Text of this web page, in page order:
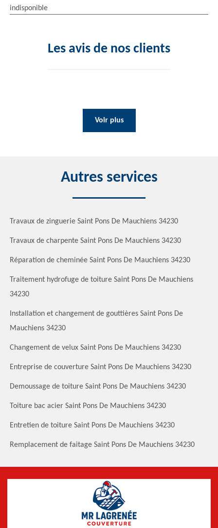
indisponible
Les avis de nos clients
Voir plus
Autres services
Travaux de zinguerie Saint Pons De Mauchiens 34230
Travaux de charpente Saint Pons De Mauchiens 34230
Réparation de cheminée Saint Pons De Mauchiens 34230
Traitement hydrofuge de toiture Saint Pons De Mauchiens
34230
Installation et changement de gouttières Saint Pons De
Mauchiens 34230
Changement de velux Saint Pons De Mauchiens 34230
Entreprise de couverture Saint Pons De Mauchiens 34230
Demoussage de toiture Saint Pons De Mauchiens 34230
Toiture bac acier Saint Pons De Mauchiens 34230
Entretien de toiture Saint Pons De Mauchiens 34230
Remplacement de faitage Saint Pons De Mauchiens 34230